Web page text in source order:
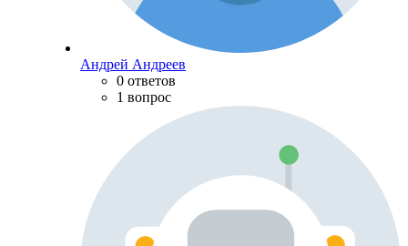
Андрей Андреев
0 ответов
1 вопрос